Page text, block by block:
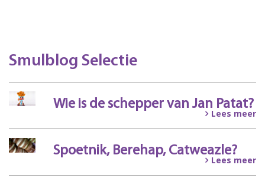
Smulblog Selectie
Wie is de schepper van Jan Patat?
Lees meer
Spoetnik, Berehap, Catweazle?
Lees meer